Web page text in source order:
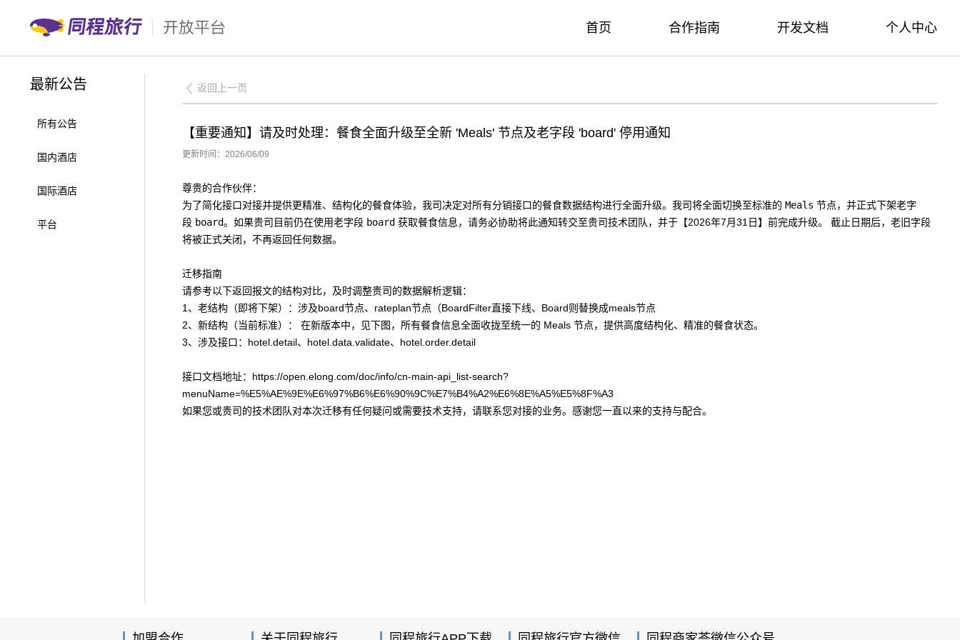
首页 合作指南 开发文档 个人中心
最新公告
所有公告
国内酒店
国际酒店
平台
返回上一页
【重要通知】请及时处理：餐食全面升级至全新 'Meals' 节点及老字段 'board' 停用通知
更新时间：2026/06/09
尊贵的合作伙伴：
为了简化接口对接并提供更精准、结构化的餐食体验，我司决定对所有分销接口的餐食数据结构进行全面升级。我司将全面切换至标准的 Meals 节点，并正式下架老字
段 board。如果贵司目前仍在使用老字段 board 获取餐食信息， 请务必协助将此通知转交至贵司技术团队，并于【2026年7月31日】前完成升级。
截止日期后，老旧字段
将被正式关闭，不再返回任何数据。
迁移指南
请参考以下返回报文的结构对比，及时调整贵司的数据解析逻辑：
1、老结构（即将下架）： 涉及board节点、rateplan节点（BoardFilter直接下线、 Board则替换成meals节点
2、新结构（当前标准）
： 在新版本中，见下图，所有餐食信息全面收拢至统一的 Meals 节点，提供高度结构化、精准的餐食状态。
3、涉及接口： hotel.detail、hotel.data.validate、hotel.order.detail
接口文档地址：https://open.elong.com/doc/info/cn-main-api_list-search?
menuName=%E5%AE%9E%E6%97%B6%E6%90%9C%E7%B4%A2%E6%8E%A5%E5%8F%A3
如果您或贵司的技术团队对本次迁移有任何疑问或需要技术支持，请联系您对接的业务。感谢您一直以来的支持与配合。